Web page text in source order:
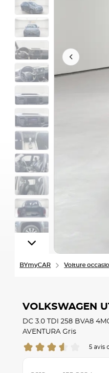
BYmyCAR Voiture
VOLKSWAGEN
DC 3.0 TDI 258 BVA8
AVENTURA Gris
5 avis